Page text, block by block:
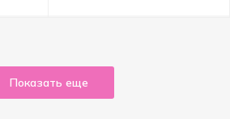
Показать еще